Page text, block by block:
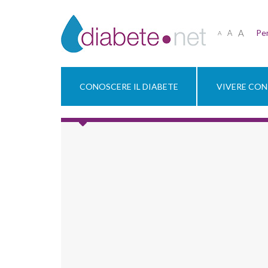
A A A
CONOSCERE IL DIABETE VIVERE